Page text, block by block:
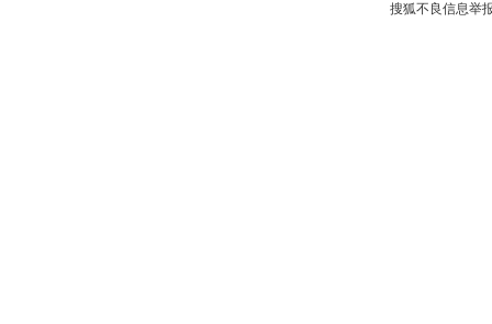
搜狐不良信息举